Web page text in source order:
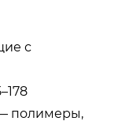
с
полимеры,